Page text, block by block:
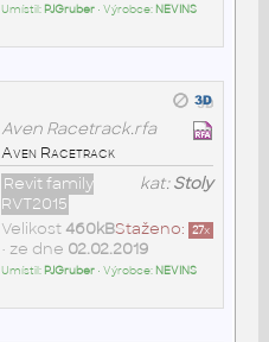
Umístil: PJGruber• Výrobce: NEVINS
Aven Racetrack.rfa
Aven Racetrack
kat:Stoly
Revit family
RVT2015
Staženo: 27x
Velikost 460kB
• ze dne 02.02.2019
Umístil: PJGruber• Výrobce: NEVINS